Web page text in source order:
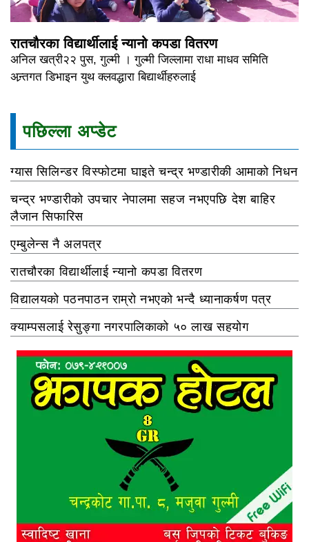
रातचौरका विद्यार्थीलाई न्यानो कपडा वितरण
अनिल खत्री२२ पुस, गुल्मी । गुल्मी जिल्लामा राधा माधव समिति
अन्र्तगत डिभाइन युथ क्लवद्धारा बिद्यार्थीहरुलाई
पछिल्ला अप्डेट
ग्यास सिलिन्डर विस्फोटमा घाइते चन्द्र भण्डारीकी आमाको निधन
चन्द्र भण्डारीको उपचार नेपालमा सहज नभएपछि देश बाहिर
लैजान सिफारिस
एम्बुलेन्स नै अलपत्र
रातचौरका विद्यार्थीलाई न्यानो कपडा वितरण
विद्यालयको पठनपाठन राम्रो नभएको भन्दै ध्यानाकर्षण पत्र
क्याम्पसलाई रेसुङ्गा नगरपालिकाको ५० लाख सहयोग